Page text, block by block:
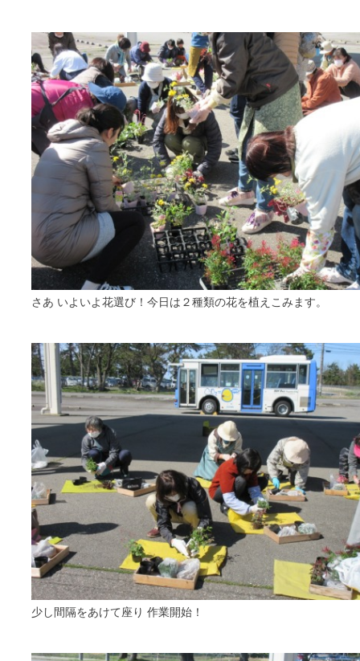
さあ いよいよ花選び！今日は２種類の花を植えこみます。
少し間隔をあけて座り 作業開始！